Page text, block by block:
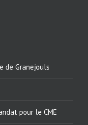
de Granejouls
pour le CME